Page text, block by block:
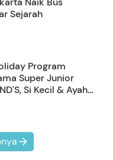
Sejarah
Program
Super Junior
Si Kecil & Ayah